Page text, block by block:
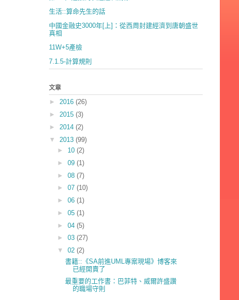
生活::算命先生的話
中國金融史3000年[上]：從西周封建經濟到唐朝盛世
真相
11W+5產檢
7.1.5-計算規則
文章
► 2016 (26)
► 2015 (3)
► 2014 (2)
▼ 2013 (99)
► 10 (2)
► 09 (1)
► 08 (7)
► 07 (10)
► 06 (1)
► 05 (1)
► 04 (5)
► 03 (27)
▼ 02 (2)
書籍::《SA前進UML專案現場》博客來
已經開賣了
最重要的工作書：巴菲特、威爾許盛讚
的職場守則